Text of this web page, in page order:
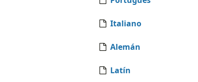
Italiano
Alemán
Latín